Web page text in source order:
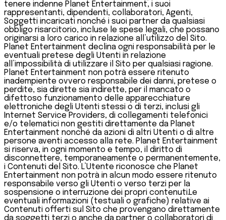
tenere indenne Planet Entertainment, i suoi
rappresentanti, dipendenti, collaboratori, Agenti,
Soggetti incaricati nonché i suoi partner da qualsiasi
obbligo risarcitorio, incluse le spese legali, che possano
originarsi a loro carico in relazione all’utilizzo del Sito.
Planet Entertainment declina ogni responsabilità per le
eventuali pretese degli Utenti in relazione
all’impossibilità di utilizzare il Sito per qualsiasi ragione.
Planet Entertainment non potrà essere ritenuto
inadempiente ovvero responsabile dei danni, pretese o
perdite, sia dirette sia indirette, per il mancato o
difettoso funzionamento delle apparecchiature
elettroniche degli Utenti stessi o di terzi, inclusi gli
Internet Service Providers, di collegamenti telefonici
e/o telematici non gestiti direttamente da Planet
Entertainment nonché da azioni di altri Utenti o di altre
persone aventi accesso alla rete. Planet Entertainment
si riserva, in ogni momento e tempo, il diritto di
disconnettere, temporaneamente o permanentemente,
i Contenuti del Sito. L’Utente riconosce che Planet
Entertainment non potrà in alcun modo essere ritenuto
responsabile verso gli Utenti o verso terzi per la
sospensione o interruzione dei propri contenuti.Le
eventuali informazioni (testuali o grafiche) relative ai
Contenuti offerti sul Sito che provengano direttamente
da soggetti terzi o anche da partner o collaboratori di